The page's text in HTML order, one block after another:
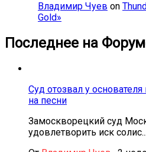
Владимир Чуев on
Gold»
Последнее на
Суд отозвал у
на песни
Замоскворецкий суд
удовлетворить иск солис...